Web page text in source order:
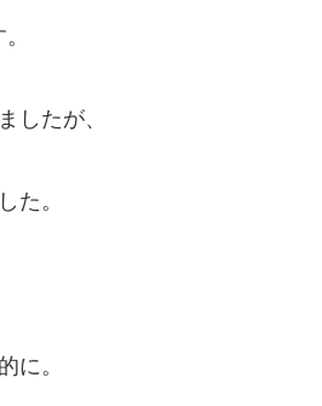
したが、
た。
に。